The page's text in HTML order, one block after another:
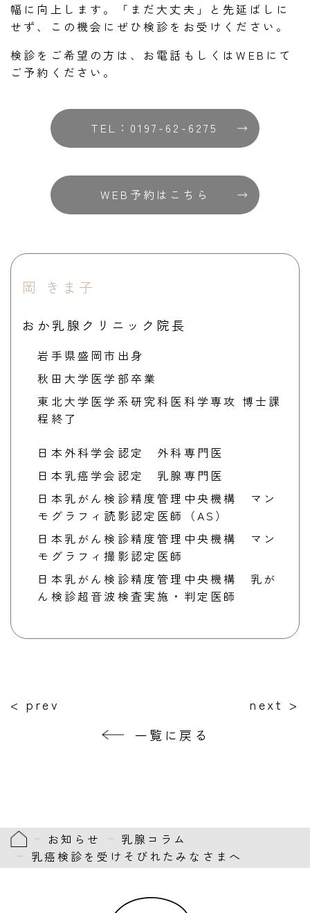
幅に向上します。「まだ大丈夫」と先延ばしに
せず、この機会にぜひ検診をお受けください。
検診をご希望の方は、お電話もしくはWEBにて
ご予約ください。
TEL：0197-62-6275
WEB予約はこちら
岡 きま子
おか乳腺クリニック院長
岩手県盛岡市出身
秋田大学医学部卒業
東北大学医学系研究科医科学専攻 博士課
程終了
日本外科学会認定 外科専門医
日本乳癌学会認定 乳腺専門医
日本乳がん検診精度管理中央機構 マン
モグラフィ読影認定医師（AS）
日本乳がん検診精度管理中央機構 マン
モグラフィ撮影認定医師
日本乳がん検診精度管理中央機構 乳が
ん検診超音波検査実施・判定医師
< prev
next >
一覧に戻る
お知らせ
乳腺コラム
乳癌検診を受けそびれたみなさまへ